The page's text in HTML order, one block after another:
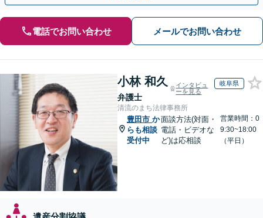
電話でお問い合わせ メールでお問い合わせ
小林 和久
弁護士
インタビュ
ーを見る
岐阜県
清流のまち法律事務所
豊田市 か
らも相談
受付中
面談方法(対面・
電話・ビデオな
ど)は応相談
営業時間：0
9:30~18:00
（平日）